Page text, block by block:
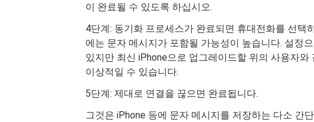
이 완료될 수 있도록 하십시오.
4단계: 동기화 프로세스가 완료되면 휴대전화를 선택
에는 문자 메시지가 포함될 가능성이 높습니다. 설정
있지만 최신 iPhone으로 업그레이드할 위의 사용자
이상적일 수 있습니다.
5단계: 제대로 연결을 끊으면 완료됩니다.
그것은 iPhone 등에 문자 메시지를 저장하는 다소 간